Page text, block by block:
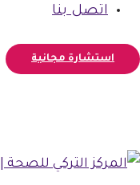
اتصل بنا
استشارة مجانية